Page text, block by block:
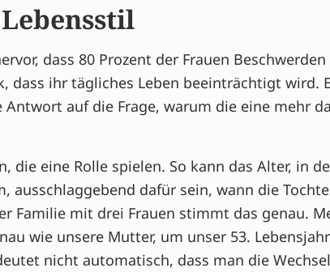
dass 80 Prozent der Frauen Beschwerden
dass ihr tägliches Leben beeinträchtigt wird.
auf die Frage, warum die eine mehr
die eine Rolle spielen. So kann das Alter, in
ausschlaggebend dafür sein, wann die
Familie mit drei Frauen stimmt das genau.
wie unsere Mutter, um unser 53.
nicht automatisch, dass man die